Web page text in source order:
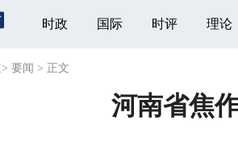
时政 国际 时评 理论
> 要闻 > 正文
河南省焦